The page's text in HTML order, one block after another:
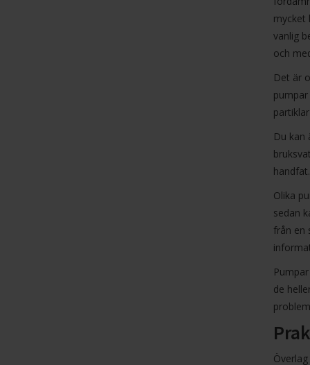
mycket
vanlig
och
Det är
Du kan
Olika
sedan
från en
de